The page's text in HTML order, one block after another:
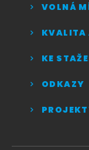
VOLNÁ
KVALITA
KE
ODKAZY